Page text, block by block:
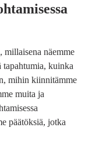
millaisena näemme
kuinka
mihin kiinnitämme
muita ja
päätöksiä, jotka